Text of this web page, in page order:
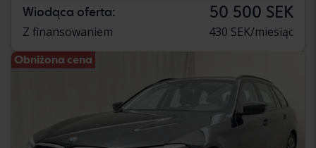
Wiodąca oferta: 50 500 SEK
Z finansowaniem 430 SEK/miesiąc
Obniżona cena